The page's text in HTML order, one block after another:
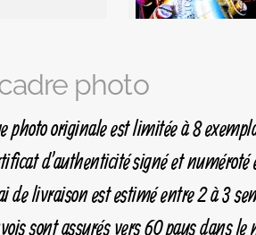
photo
photo originale est limitée à 8
d'authenticité signé et numéroté
de livraison est estimé entre 2 à 3
sont assurés vers 60 pays dans